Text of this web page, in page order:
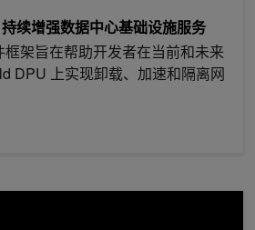
续增强数据中心基础设施服务
架旨在帮助开发者在当前和未来
DPU 上实现卸载、加速和隔离网